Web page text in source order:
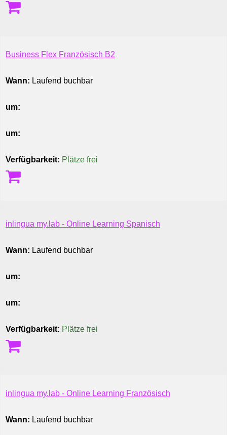
Business Flex Französisch B2
Wann: Laufend buchbar
um:
um:
Verfügbarkeit: Plätze frei
inlingua my.lab - Online Learning Spanisch
Wann: Laufend buchbar
um:
um:
Verfügbarkeit: Plätze frei
inlingua my.lab - Online Learning Französisch
Wann: Laufend buchbar